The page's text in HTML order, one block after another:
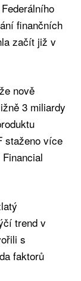
finančních
začít již v
nově
3 miliardy
staženo více
trend v
s
faktorů